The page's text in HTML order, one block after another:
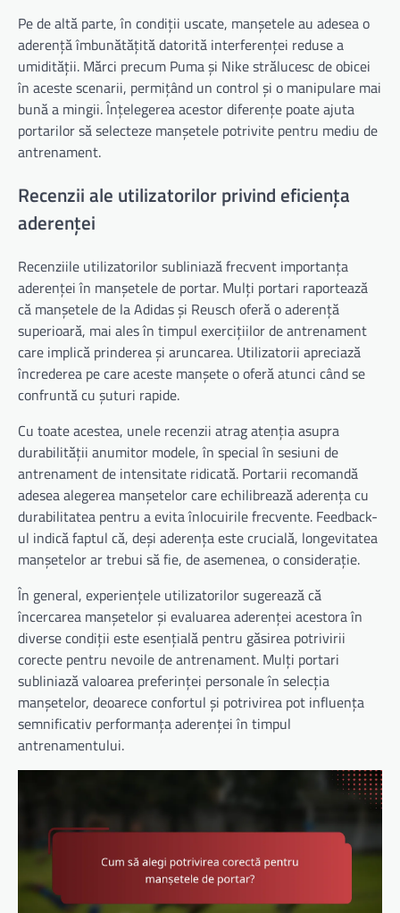
Pe de altă parte, în condiții uscate, manșetele au adesea o
aderență îmbunătățită datorită interferenței reduse a
umidității. Mărci precum Puma și Nike strălucesc de obicei
în aceste scenarii, permițând un control și o manipulare mai
bună a mingii. Înțelegerea acestor diferențe poate ajuta
portarilor să selecteze manșetele potrivite pentru mediu de
antrenament.
Recenzii ale utilizatorilor privind eficiența
aderenței
Recenziile utilizatorilor subliniază frecvent importanța
aderenței în manșetele de portar. Mulți portari raportează
că manșetele de la Adidas și Reusch oferă o aderență
superioară, mai ales în timpul exercițiilor de antrenament
care implică prinderea și aruncarea. Utilizatorii apreciază
încrederea pe care aceste manșete o oferă atunci când se
confruntă cu șuturi rapide.
Cu toate acestea, unele recenzii atrag atenția asupra
durabilității anumitor modele, în special în sesiuni de
antrenament de intensitate ridicată. Portarii recomandă
adesea alegerea manșetelor care echilibrează aderența cu
durabilitatea pentru a evita înlocuirile frecvente. Feedback-
ul indică faptul că, deși aderența este crucială, longevitatea
manșetelor ar trebui să fie, de asemenea, o considerație.
În general, experiențele utilizatorilor sugerează că
încercarea manșetelor și evaluarea aderenței acestora în
diverse condiții este esențială pentru găsirea potrivirii
corecte pentru nevoile de antrenament. Mulți portari
subliniază valoarea preferinței personale în selecția
manșetelor, deoarece confortul și potrivirea pot influența
semnificativ performanța aderenței în timpul
antrenamentului.